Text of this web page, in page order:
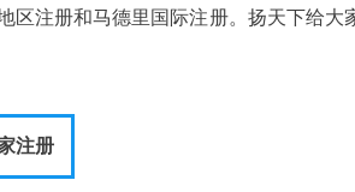
区注册和马德里国际注册。扬天下给大
注册